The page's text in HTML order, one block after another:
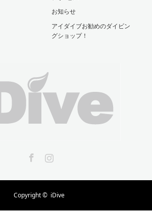
お知らせ
アイダイブお勧めのダイビン
グショップ！
Copyright © iDive